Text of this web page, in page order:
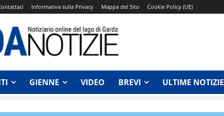
Informativa sulla Privacy Mappa del Sito Cookie Policy (UE)
GIENNE VIDEO BREVI ULTIME NOTIZIE